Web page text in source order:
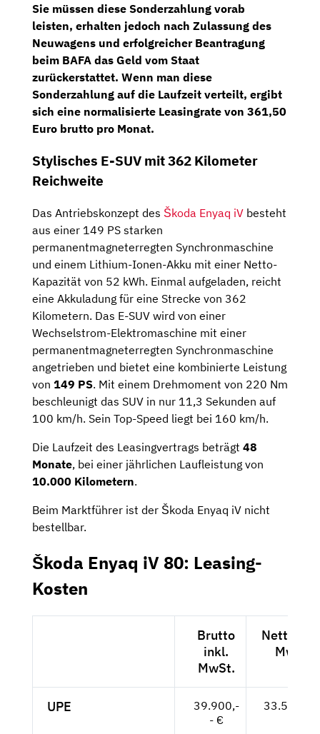
Sie müssen diese Sonderzahlung vorab
leisten, erhalten jedoch nach Zulassung des
Neuwagens und erfolgreicher Beantragung
beim BAFA das Geld vom Staat
zurückerstattet. Wenn man diese
Sonderzahlung auf die Laufzeit verteilt, ergibt
sich eine normalisierte Leasingrate von 361,50
Euro brutto pro Monat.
Stylisches E-SUV mit 362 Kilometer
Reichweite
Das Antriebskonzept des Škoda Enyaq iV besteht
aus einer 149 PS starken
permanentmagneterregten Synchronmaschine
und einem Lithium-Ionen-Akku mit einer Netto-
Kapazität von 52 kWh. Einmal aufgeladen, reicht
eine Akkuladung für eine Strecke von 362
Kilometern. Das E-SUV wird von einer
Wechselstrom-Elektromaschine mit einer
permanentmagneterregten Synchronmaschine
angetrieben und bietet eine kombinierte Leistung
von 149 PS. Mit einem Drehmoment von 220 Nm
beschleunigt das SUV in nur 11,3 Sekunden auf
100 km/h. Sein Top-Speed liegt bei 160 km/h.
Die Laufzeit des Leasingvertrags beträgt 48
Monate, bei einer jährlichen Laufleistung von
10.000 Kilometern.
Beim Marktführer ist der Škoda Enyaq iV nicht
bestellbar.
Škoda Enyaq iV 80: Leasing-
Kosten
Brutto
inkl.
MwSt.
Netto
MwSt.
UPE
39.900,-
- €
33.529,--